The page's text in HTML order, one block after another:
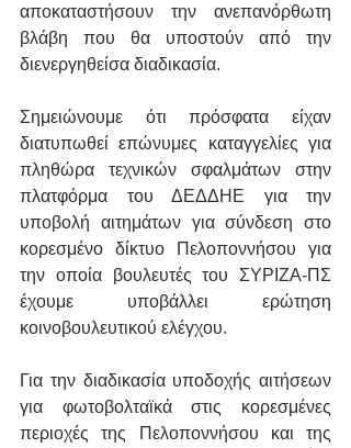
αποκαταστήσουν την ανεπανόρθωτη
βλάβη που θα υποστούν από την
διενεργηθείσα διαδικασία.
Σημειώνουμε ότι πρόσφατα είχαν
διατυπωθεί επώνυμες καταγγελίες για
πληθώρα τεχνικών σφαλμάτων στην
πλατφόρμα του ΔΕΔΔΗΕ για την
υποβολή αιτημάτων για σύνδεση στο
κορεσμένο δίκτυο Πελοποννήσου για
την οποία βουλευτές του ΣΥΡΙΖΑ-ΠΣ
έχουμε υποβάλλει ερώτηση
κοινοβουλευτικού ελέγχου.
Για την διαδικασία υποδοχής αιτήσεων
για φωτοβολταϊκά στις κορεσμένες
περιοχές της Πελοποννήσου και της